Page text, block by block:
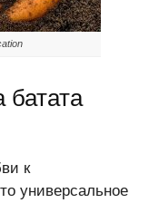
батата
к
универсальное